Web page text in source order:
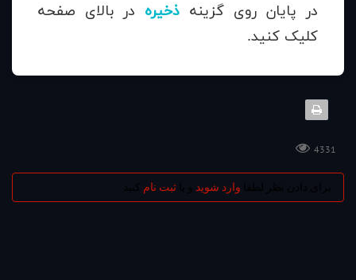
در پایان روی گزینه ذخیره در بالای صفحه
کلیک کنید.
4331
وارد شوید ثبت نام